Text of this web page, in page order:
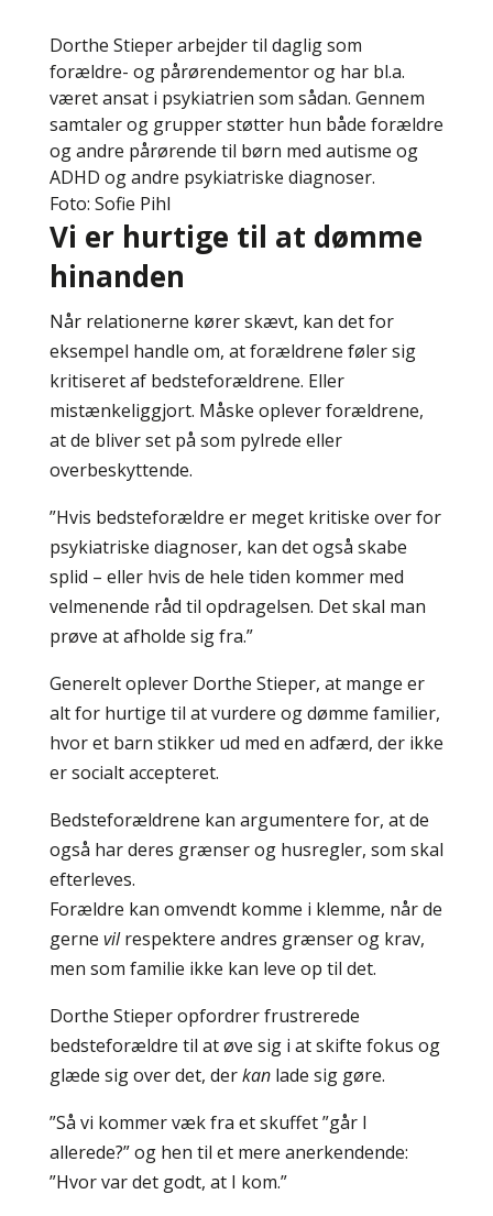
Dorthe Stieper arbejder til daglig som
forældre- og pårørendementor og har bl.a.
været ansat i psykiatrien som sådan. Gennem
samtaler og grupper støtter hun både forældre
og andre pårørende til børn med autisme og
ADHD og andre psykiatriske diagnoser.
Foto: Sofie Pihl
Vi er hurtige til at dømme
hinanden
Når relationerne kører skævt, kan det for
eksempel handle om, at forældrene føler sig
kritiseret af bedsteforældrene. Eller
mistænkeliggjort. Måske oplever forældrene,
at de bliver set på som pylrede eller
overbeskyttende.
”Hvis bedsteforældre er meget kritiske over for
psykiatriske diagnoser, kan det også skabe
splid – eller hvis de hele tiden kommer med
velmenende råd til opdragelsen. Det skal man
prøve at afholde sig fra.”
Generelt oplever Dorthe Stieper, at mange er
alt for hurtige til at vurdere og dømme familier,
hvor et barn stikker ud med en adfærd, der ikke
er socialt accepteret.
Bedsteforældrene kan argumentere for, at de
også har deres grænser og husregler, som skal
efterleves.
Forældre kan omvendt komme i klemme, når de
gerne vilrespektere andres grænser og krav,
men som familie ikke kan leve op til det.
Dorthe Stieper opfordrer frustrerede
bedsteforældre til at øve sig i at skifte fokus og
glæde sig over det, derkanlade sig gøre.
”Så vi kommer væk fra et skuffet ”går I
allerede?” og hen til et mere anerkendende:
”Hvor var det godt, at I kom.”